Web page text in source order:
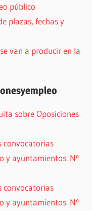
público
plazas, fechas y
van a producir en la
sobre Oposiciones
convocatorias
y ayuntamientos. Nº
convocatorias
y ayuntamientos. Nº